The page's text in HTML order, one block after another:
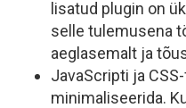
lisatud plugin on
selle tulemusena
aeglasemalt ja
JavaScripti ja
minimaliseerida.